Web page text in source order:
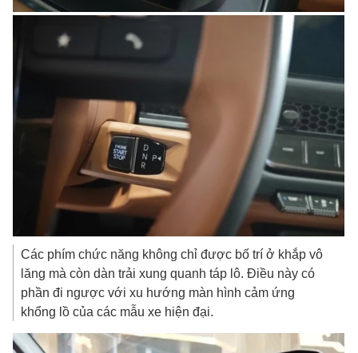
Các phím chức năng không chỉ được bố trí ở khắp vô
lăng mà còn dàn trải xung quanh táp lô. Điều này có
phần đi ngược với xu hướng màn hình cảm ứng
khổng lồ của các mẫu xe hiện đại.